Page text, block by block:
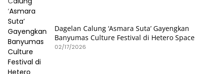
Dagelan Calung ‘Asmara Suta’ Gayengkan
Banyumas Culture Festival di Hetero Space
02/17/2026